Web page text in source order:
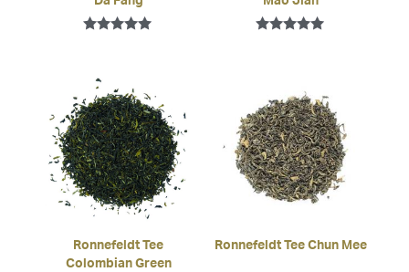
Ronnefeldt Tee
Colombian Green
Ronnefeldt Tee Chun Mee